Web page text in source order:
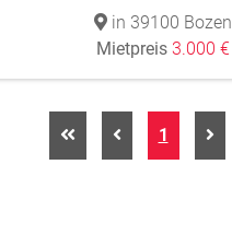
in 39100 Bozen
Mietpreis 3.000 €
1